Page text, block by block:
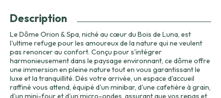
Description
Le Dôme Orion & Spa, niché au cœur du Bois de Luna, est
l'ultime refuge pour les amoureux de la nature qui ne veulent
pas renoncer au confort. Conçu pour s'intégrer
harmonieusement dans le paysage environnant, ce dôme offre
une immersion en pleine nature tout en vous garantissant le
luxe et la tranquillité. Dès votre arrivée, un espace d'accueil
raffiné vous attend, équipé d'un minibar, d'une cafetière à grain,
d'un mini-four et d'un micro-ondes, assurant que vos repas et